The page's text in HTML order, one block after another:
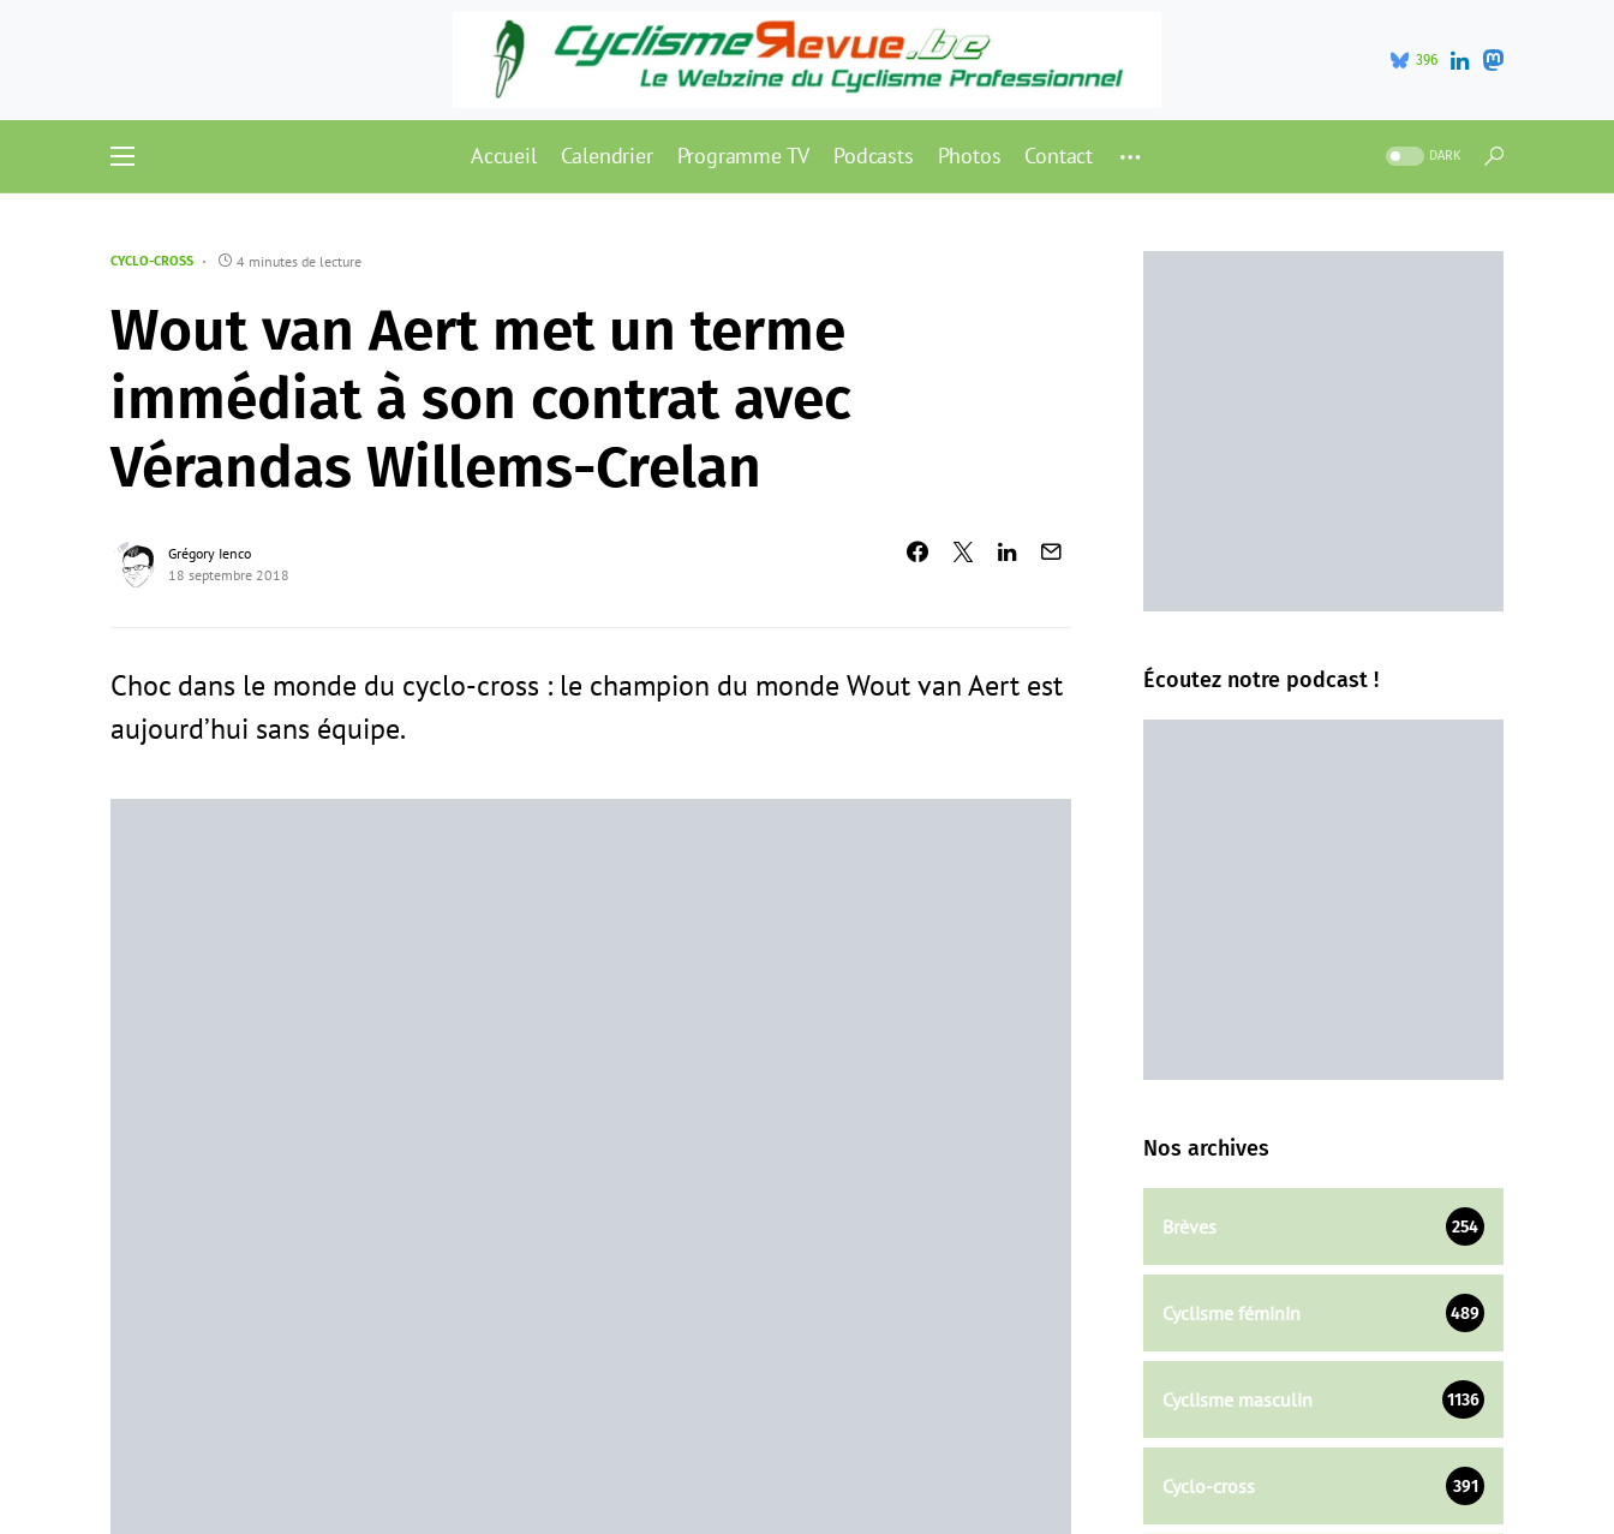
396
Accueil Calendrier Programme TV Podcasts Photos Contact DARK
CYCLO-CROSS 4 minutes de lecture
Wout van Aert met un terme
immédiat à son contrat avec
Vérandas Willems-Crelan
Grégory Ienco
18 septembre 2018
Choc dans le monde du cyclo-cross : le champion du monde Wout van Aert est
aujourd’hui sans équipe.
Écoutez notre podcast !
Nos archives
Brèves 254
Cyclisme féminin 489
Cyclisme masculin 1136
Cyclo-cross 391